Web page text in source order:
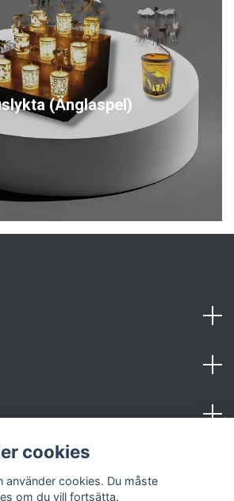
(Änglaspel)
cookies
använder cookies. Du måste
om du vill fortsätta.